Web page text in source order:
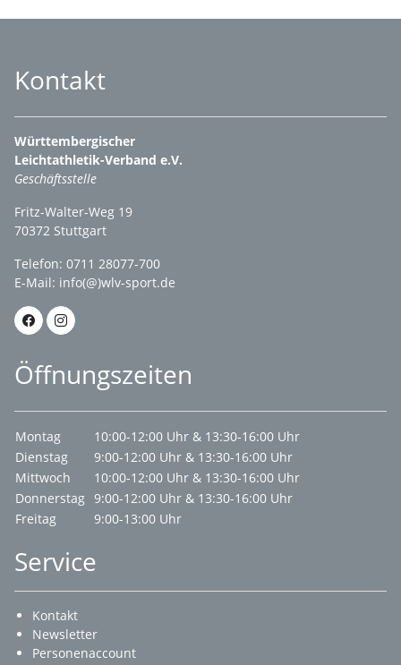
Kontakt
Württembergischer
Leichtathletik-Verband e.V.
Geschäftsstelle
Fritz-Walter-Weg 19
70372 Stuttgart
Telefon: 0711 28077-700
E-Mail: info(@)wlv-sport.de
Öffnungszeiten
Montag
10:00-12:00 Uhr & 13:30-16:00 Uhr
Dienstag
9:00-12:00 Uhr & 13:30-16:00 Uhr
Mittwoch
10:00-12:00 Uhr & 13:30-16:00 Uhr
Donnerstag 9:00-12:00 Uhr & 13:30-16:00 Uhr
Freitag
9:00-13:00 Uhr
Service
Kontakt
Newsletter
Personenaccount